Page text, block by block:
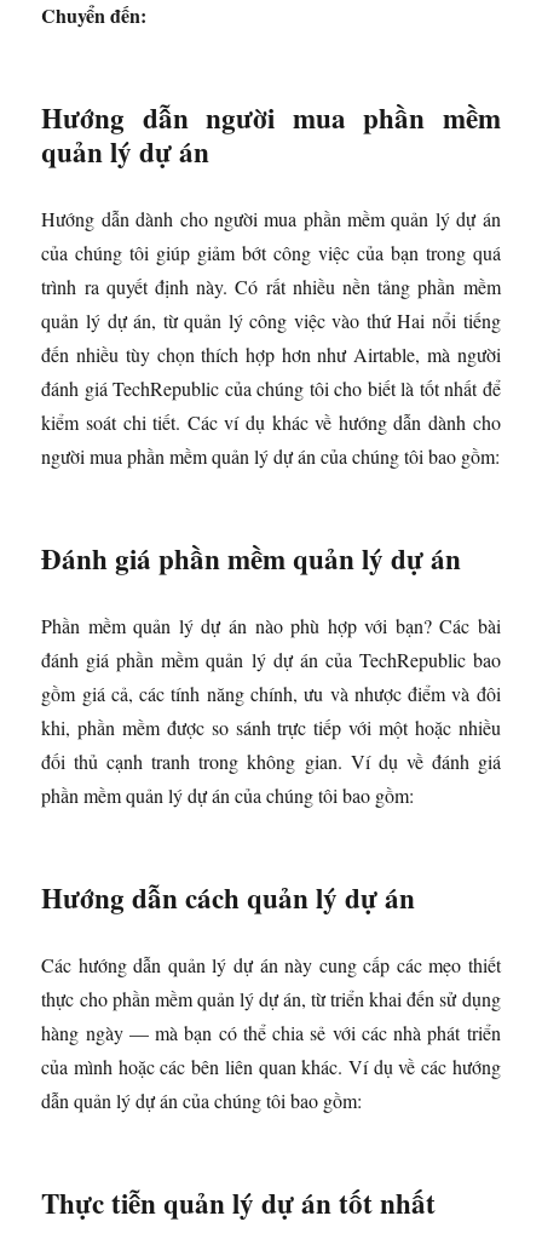
Chuyển đến:
Hướng dẫn người mua phần mềm
quản lý dự án
Hướng dẫn dành cho người mua phần mềm quản lý dự án
của chúng tôi giúp giảm bớt công việc của bạn trong quá
trình ra quyết định này. Có rất nhiều nền tảng phần mềm
quản lý dự án, từ quản lý công việc vào thứ Hai nổi tiếng
đến nhiều tùy chọn thích hợp hơn như Airtable, mà người
đánh giá TechRepublic của chúng tôi cho biết là tốt nhất để
kiểm soát chi tiết. Các ví dụ khác về hướng dẫn dành cho
người mua phần mềm quản lý dự án của chúng tôi bao gồm:
Đánh giá phần mềm quản lý dự án
Phần mềm quản lý dự án nào phù hợp với bạn? Các bài
đánh giá phần mềm quản lý dự án của TechRepublic bao
gồm giá cả, các tính năng chính, ưu và nhược điểm và đôi
khi, phần mềm được so sánh trực tiếp với một hoặc nhiều
đối thủ cạnh tranh trong không gian. Ví dụ về đánh giá
phần mềm quản lý dự án của chúng tôi bao gồm:
Hướng dẫn cách quản lý dự án
Các hướng dẫn quản lý dự án này cung cấp các mẹo thiết
thực cho phần mềm quản lý dự án, từ triển khai đến sử dụng
hàng ngày — mà bạn có thể chia sẻ với các nhà phát triển
của mình hoặc các bên liên quan khác. Ví dụ về các hướng
dẫn quản lý dự án của chúng tôi bao gồm:
Thực tiễn quản lý dự án tốt nhất